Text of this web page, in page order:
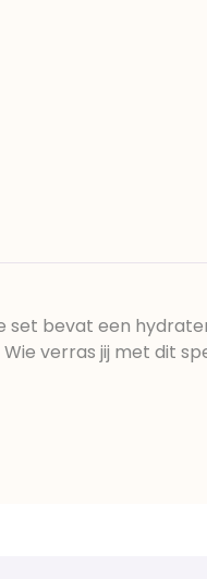
set bevat een
verras jij met dit